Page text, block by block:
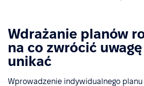
Wdrażanie planów
na co zwrócić
unikać
Wprowadzenie indywidualnego